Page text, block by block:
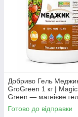
Добриво Гель
GroGreen 1 кг |
Green — магнієве
добриво з
та лігносульфонатами
Готово до відправки